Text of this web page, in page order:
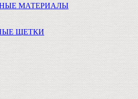
МАТЕРИАЛЫ
ЩЕТКИ